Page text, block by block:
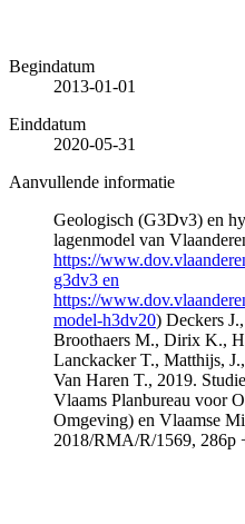
Begindatum
2013-01-01
Einddatum
2020-05-31
Aanvullende informatie
Geologisch (G3Dv3) en
lagenmodel van
https://
g3dv3 en
https://
model-h3dv20) Deckers
Broothaers M., Dirix K.,
Lanckacker T., Matthijs,
Van Haren T., 2019.
Vlaams Planbureau voor
Omgeving) en Vlaamse
2018/RMA/R/1569, 286p